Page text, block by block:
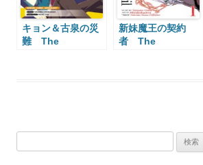
キョン＆古泉の災
難 The
新妹魔王の契約
者 The